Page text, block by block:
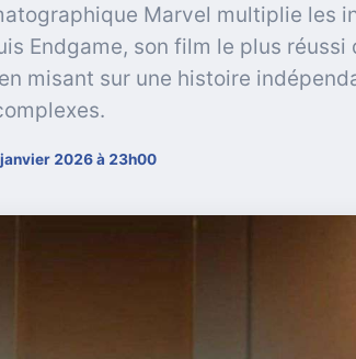
Marvel multiplie les
Endgame, son film le plus réussi
misant sur une histoire
2026 à 23h00